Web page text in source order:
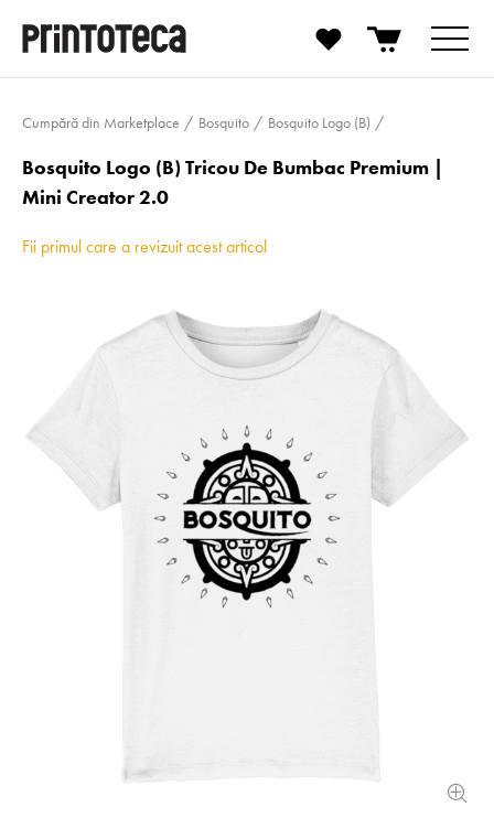
Cumpără din Marketplace Bosquito Bosquito Logo (B)
Bosquito Logo (B) Tricou De Bumbac Premium |
Mini Creator 2.0
Fii primul care a revizuit acest articol